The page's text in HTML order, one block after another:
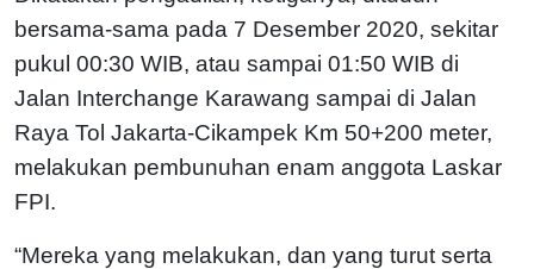
bersama-sama pada 7 Desember 2020, sekitar
pukul 00:30 WIB, atau sampai 01:50 WIB di
Jalan Interchange Karawang sampai di Jalan
Raya Tol Jakarta-Cikampek Km 50+200 meter,
melakukan pembunuhan enam anggota Laskar
FPI.
“Mereka yang melakukan, dan yang turut serta